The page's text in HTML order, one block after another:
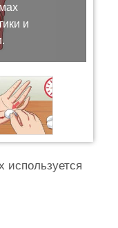
и
используется